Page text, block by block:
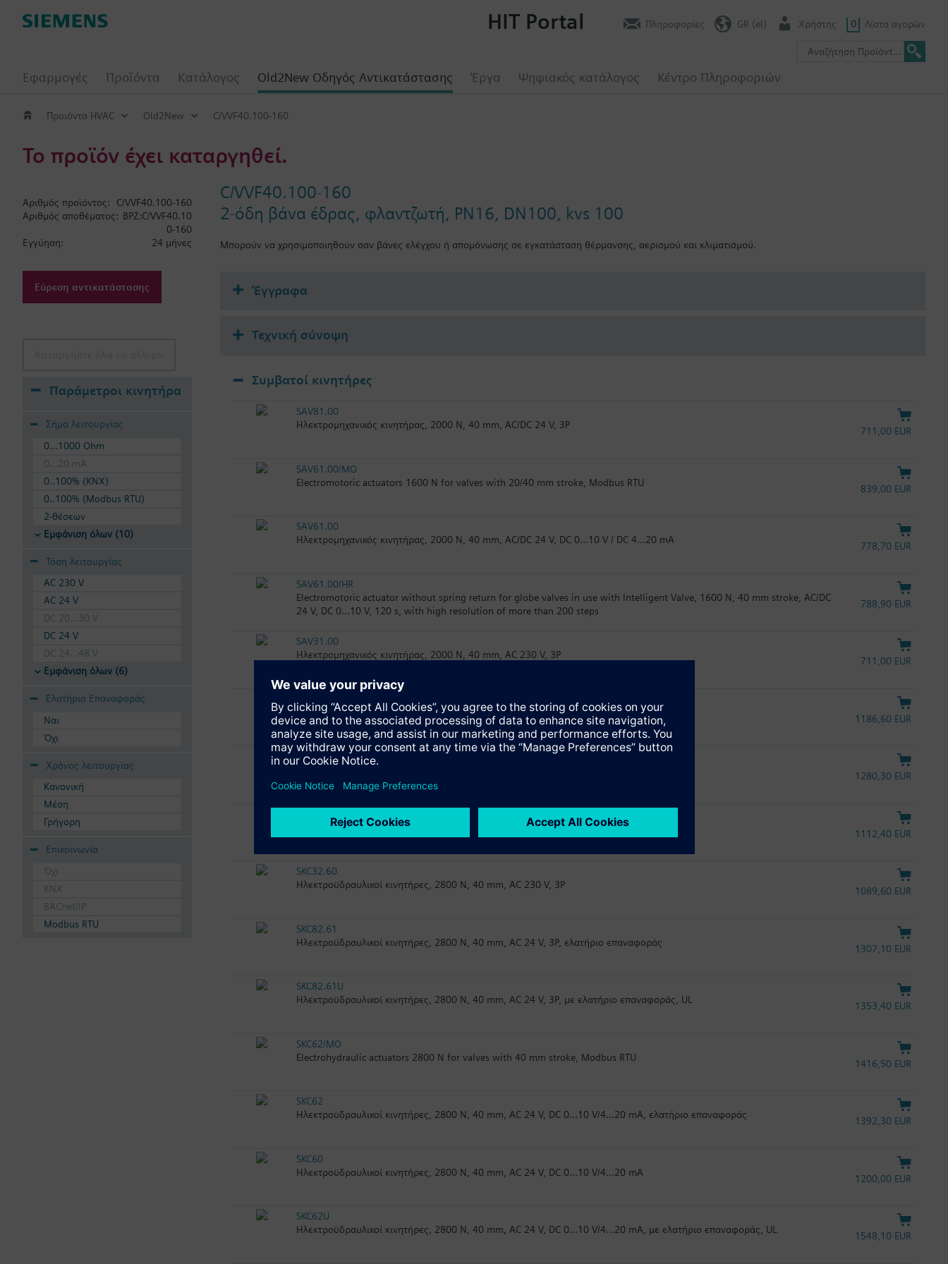
Εφαρμογές Προϊόντα Κατάλογος Old2New Οδηγός Αντικατάστασης Έργα Ψηφιακός κατάλογος Κέντρο Πληροφοριών
HIT Portal Πληροφορίες GR (el) Χρήστης 0 Λίστα αγορών
Προιόντα HVAC Old2New C/VVF40.100-160
Το προϊόν έχει καταργηθεί.
C/VVF40.100-160
2-όδη βάνα έδρας, φλαντζωτή, PN16, DN100, kvs 100
Μπορούν να χρησιμοποιηθούν σαν βάνες ελέγχου ή απομόνωσης σε εγκατάσταση θέρμανσης, αερισμού και κλιματισμού.
Αριθμός προϊόντος:
C/VVF40.100-160
Αριθμός αποθέματος: BPZ:C/VVF40.10
0-160
Εγγύηση:
24 μήνες
Εύρεση αντικατάστασης
Παράμετροι κινητήρα
Σήμα λειτουργίας
0...1000 Ohm
0...20 mA
0..100% (KNX)
0..100% (Modbus RTU)
2-θέσεων
Εμφάνιση όλων (10)
Τάση λειτουργίας
AC 230 V
AC 24 V
DC 20...30 V
DC 24 V
DC 24...48 V
Εμφάνιση όλων (6)
Ελατήριο Επαναφοράς
Ναι
Όχι
Χρόνος λειτουργίας
Κανονική
Μέση
Γρήγορη
Επικοινωνία
Όχι
KNX
BACnet/IP
Modbus RTU
Έγγραφα
Τεχνική σύνοψη
Συμβατοί κινητήρες
SAV81.00
Ηλεκτρομηχανικός κινητήρας, 2000 N, 40 mm, AC/DC 24 V, 3P
711,00 EUR
SAV61.00/MO
Electromotoric actuators 1600 N for valves with 20/40 mm stroke, Modbus RTU
839,00 EUR
SAV61.00
Ηλεκτρομηχανικός κινητήρας, 2000 N, 40 mm, AC/DC 24 V, DC 0…10 V / DC 4…20 mA
778,70 EUR
SAV61.00/HR
Electromotoric actuator without spring return for globe valves in use with Intelligent Valve, 1600 N, 40 mm stroke, AC/DC
24 V, DC 0...10 V, 120 s, with high resolution of more than 200 steps
788,90 EUR
SAV31.00
Ηλεκτρομηχανικός κινητήρας, 2000 N, 40 mm, AC 230 V, 3P
711,00 EUR
Ηλεκτροϋδραυλικοί κινητήρες, 2800 N, 40 mm, AC 24 V, 3P, UL
1186,60 EUR
SKC32.61
1280,30 EUR
Ηλεκτροϋδραυλικοί κινητήρες, 2800 N, 40 mm, AC 24 V, 3P
1112,40 EUR
SKC32.60
Ηλεκτροϋδραυλικοί κινητήρες, 2800 N, 40 mm, AC 230 V, 3P
1089,60 EUR
SKC82.61
Ηλεκτροϋδραυλικοί κινητήρες, 2800 N, 40 mm, AC 24 V, 3P, ελατήριο επαναφοράς
1307,10 EUR
SKC82.61U
Ηλεκτροϋδραυλικοί κινητήρες, 2800 N, 40 mm, AC 24 V, 3P, με ελατήριο επαναφοράς, UL
1353,40 EUR
SKC62/MO
Electrohydraulic actuators 2800 N for valves with 40 mm stroke, Modbus RTU
1416,50 EUR
SKC62
Ηλεκτροϋδραυλικοί κινητήρες, 2800 N, 40 mm, AC 24 V, DC 0...10 V/4...20 mA, ελατήριο επαναφοράς
1392,30 EUR
SKC60
Ηλεκτροϋδραυλικοί κινητήρες, 2800 N, 40 mm, AC 24 V, DC 0...10 V/4...20 mA
1200,00 EUR
SKC62U
Ηλεκτροϋδραυλικοί κινητήρες, 2800 N, 40 mm, AC 24 V, DC 0...10 V/4...20 mA, με ελατήριο επαναφοράς, UL
1548,10 EUR